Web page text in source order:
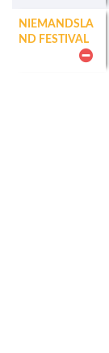
NIEMANDSLA
ND FESTIVAL